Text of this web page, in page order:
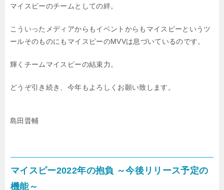
マイスピーのチームとしての絆。
こういったメディアからもイベントからも マイスピーというツ
ールそのものにも マイスピーのMVVは息づいているのです。
輝くチームマイスピーの結束力。
どうぞ引き続き、今年もよろしくお願い致します。
島田晋輔
マイスピー2022年の抱負 ～今後リリース予定の
機能～